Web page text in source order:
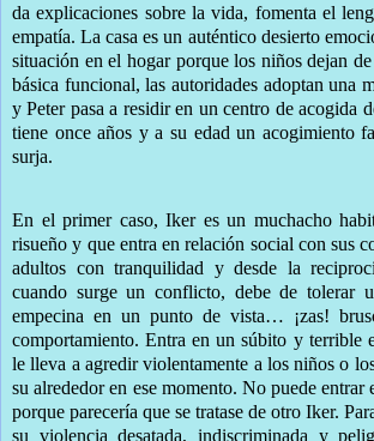
da explicaciones sobre la vida, fomenta el
empatía. La casa es un auténtico desierto
situación en el hogar porque los niños dejan
básica funcional, las autoridades adoptan una
y Peter pasa a residir en un centro de acogida
tiene once años y a su edad un acogimiento
surja.
En el primer caso, Iker es un muchacho
risueño y que entra en relación social con sus
adultos con tranquilidad y desde la
cuando surge un conflicto, debe de tolerar
empecina en un punto de vista… ¡zas!
comportamiento. Entra en un súbito y terrible
le lleva a agredir violentamente a los niños o
su alrededor en ese momento. No puede entrar
porque parecería que se tratase de otro Iker.
su violencia desatada, indiscriminada y